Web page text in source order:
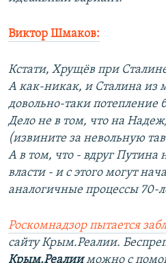
Виктор Шмаков:
Кстати, Хрущёв при
А как-никак, и Сталина из
довольно-таки потепление
Дело не в том, что на
(извините за невольную
А в том, что - вдруг Путина
власти - и с этого могут
аналогичные процессы 70-
Роскомнадзор пытается
сайту Крым.Реалии.
Крым.Реалииможно с